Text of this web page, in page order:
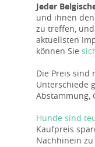
Jeder
und ihnen
zu treffen,
aktuellsten
können Sie
Die Preis sind
Unterschiede
Abstammung,
Hunde sind
Kaufpreis
Nachhinein